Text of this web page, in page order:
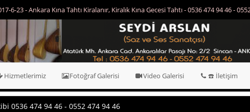
Kına Tahtı Kiralanır, Kiralık Kına Gecesi Tahtı - 0536 474 94 46 - 0552 474 94 46
Hizmetlerimiz Fotoğraf Galerisi Video Galerisi ☎️ İletişim
0536 474 94 46 - 0552 474 94 46